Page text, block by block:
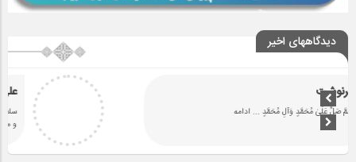
دیدگاههای اخیر
... ادامه